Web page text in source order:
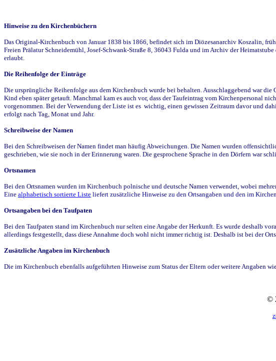
Hinweise zu den Kirchenbüchern
Das Original-Kirchenbuch von Januar 1838 bis 1866, befindet sich im Diözesanarchiv Koszalin,
Freien Prälatur Schneidemühl, Josef-Schwank-Straße 8, 36043 Fulda und im Archiv der
erlaubt.
Die Reihenfolge der Einträge
Die ursprüngliche Reihenfolge aus dem Kirchenbuch wurde bei behalten. Ausschlaggebend war
Kind eben später getauft. Manchmal kam es auch vor, dass der Taufeintrag vom Kirchenpersonal
vorgenommen. Bei der Verwendung der Liste ist es wichtig, einen gewissen Zeitraum davor und
erfolgt nach Tag, Monat und Jahr.
Schreibweise der Namen
Bei den Schreibweisen der Namen findet man häufig Abweichungen. Die Namen wurden
geschrieben, wie sie noch in der Erinnerung waren. Die gesprochene Sprache in den Dörfern war
Ortsnamen
Bei den Ortsnamen wurden im Kirchenbuch polnische und deutsche Namen verwendet, wobei
Eine alphabetisch sortierte Liste liefert zusätzliche Hinweise zu den Ortsangaben und den im
Ortsangaben bei den Taufpaten
Bei den Taufpaten stand im Kirchenbuch nur selten eine Angabe der Herkunft. Es wurde deshalb
allerdings festgestellt, dass diese Annahme doch wohl nicht immer richtig ist. Deshalb ist bei der
Zusätzliche Angaben im Kirchenbuch
Die im Kirchenbuch ebenfalls aufgeführten Hinweise zum Status der Eltern oder weitere Angaben
©